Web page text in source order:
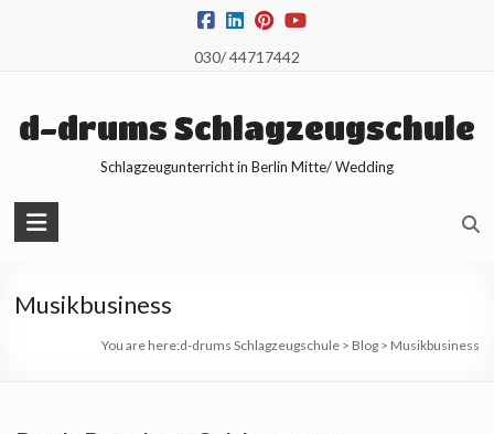
030/ 44717442
d-drums Schlagzeugschule
Schlagzeugunterricht in Berlin Mitte/ Wedding
Musikbusiness
You are here:d-drums Schlagzeugschule> Blog> Musikbusiness